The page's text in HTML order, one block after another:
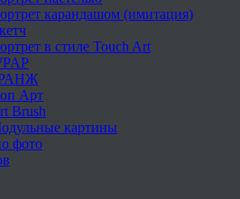
карандашом (имитация)
в стиле Touch Art
Арт
Brush
картины
фото